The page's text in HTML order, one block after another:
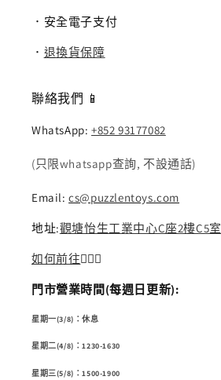
．安全電子支付
． 退換貨保障
聯絡我們 📱
WhatsApp: +852 93177082
(只限whatsapp查詢, 不設通話)
Email:cs@puzzlentoys.com
地址:觀塘怡生工業中心C座2樓C5室
如何前往🏃🏻‍♂️
門市營業時間(每週日更新):
星期一(3/8)：休息
星期二(4/8)：1230-1630
星期三(5/8)：1500-1900